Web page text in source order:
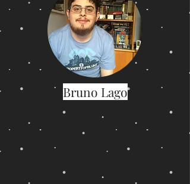
Bruno Lago